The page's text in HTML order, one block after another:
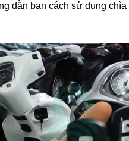
dẫn bạn cách sử dụng